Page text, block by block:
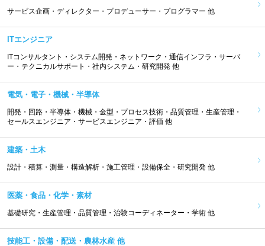
サービス企画・ディレクター・プロデューサー・プログラマー 他
ITエンジニア
ITコンサルタント・システム開発・ネットワーク・通信インフラ・サーバ
ー・テクニカルサポート・社内システム・研究開発 他
電気・電子・機械・半導体
開発・回路・半導体・機械・金型・プロセス技術・品質管理・生産管理・
セールスエンジニア・サービスエンジニア・評価 他
建築・土木
設計・積算・測量・構造解析・施工管理・設備保全・研究開発 他
医薬・食品・化学・素材
基礎研究・生産管理・品質管理・治験コーディネーター・学術 他
技能工・設備・配送・農林水産 他